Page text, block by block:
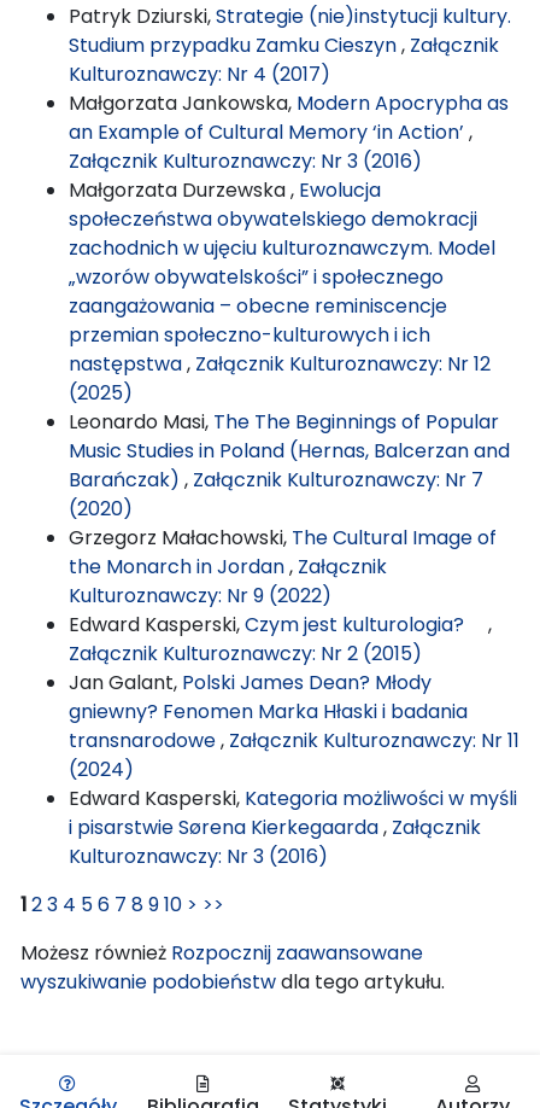
Patryk Dziurski,Strategie (nie)instytucji kultury.
Studium przypadku Zamku Cieszyn, Załącznik
Kulturoznawczy: Nr 4 (2017)
Małgorzata Jankowska, Modern Apocrypha as
an Example of Cultural Memory ‘in Action’ ,
Załącznik Kulturoznawczy: Nr 3 (2016)
Małgorzata Durzewska , Ewolucja
społeczeństwa obywatelskiego demokracji
zachodnich w ujęciu kulturoznawczym. Model
„wzorów obywatelskości” i społecznego
zaangażowania – obecne reminiscencje
przemian społeczno-kulturowych i ich
następstwa, Załącznik Kulturoznawczy: Nr 12
(2025)
Leonardo Masi, The The Beginnings of Popular
Music Studies in Poland (Hernas, Balcerzan and
Barańczak) , Załącznik Kulturoznawczy: Nr 7
(2020)
Grzegorz Małachowski, The Cultural Image of
the Monarch in Jordan, Załącznik
Kulturoznawczy: Nr 9 (2022)
Edward Kasperski,Czym jest kulturologia? ,
Załącznik Kulturoznawczy: Nr 2 (2015)
Jan Galant, Polski James Dean? Młody
gniewny? Fenomen Marka Hłaski i badania
transnarodowe, Załącznik Kulturoznawczy: Nr 11
(2024)
Edward Kasperski, Kategoria możliwości w myśli
i pisarstwie Sørena Kierkegaarda, Załącznik
Kulturoznawczy: Nr 3 (2016)
123 4 56 7 8910 > >>
Możesz również Rozpocznij zaawansowane
wyszukiwanie podobieństwdla tego artykułu.